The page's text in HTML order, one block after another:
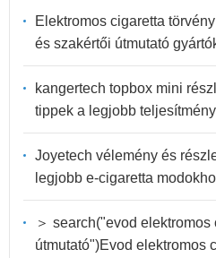
Elektromos cigaretta
és szakértői útmutató
kangertech topbox mini
tippek a legjobb
Joyetech vélemény és
legjobb e-cigaretta
＞ search("evod
útmutató")Evod elektromos